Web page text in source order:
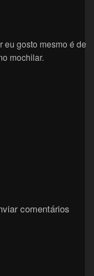
eu gosto mesmo é de
mochilar.
comentários